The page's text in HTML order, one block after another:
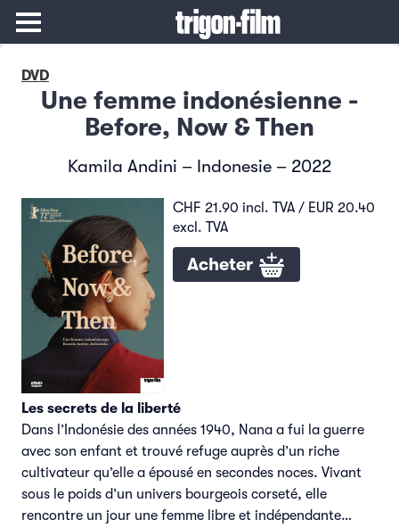
DVD
Une femme indonésienne -
Before, Now & Then
Kamila Andini – Indonesie – 2022
CHF 21.90 incl. TVA / EUR 20.40
excl. TVA
Acheter
Les secrets de la liberté
Dans l’Indonésie des années 1940, Nana a fui la guerre
avec son enfant et trouvé refuge auprès d’un riche
cultivateur qu’elle a épousé en secondes noces. Vivant
sous le poids d’un univers bourgeois corseté, elle
rencontre un jour une femme libre et indépendante…